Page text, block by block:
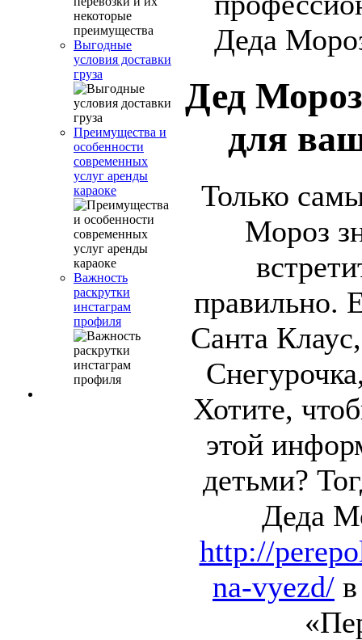
Выгодные
условия доставки
груза
Преимущества и
особенности
современных
услуг аренды
караоке
Важность
раскрутки
инстаграм
профиля
Деда
Дед
для
Только
Мороз
правильно.
Санта
Хотите,
этой
детьми?
Деда
http://
na-vyezd/